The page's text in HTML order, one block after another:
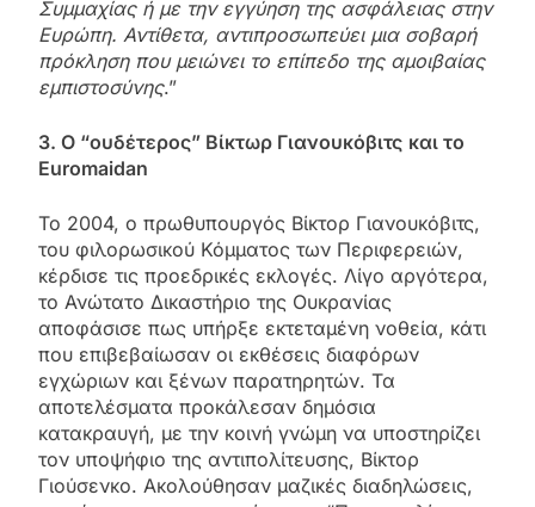
Συμμαχίας ή με την εγγύηση της ασφάλειας στην
Ευρώπη. Αντίθετα, αντιπροσωπεύει μια σοβαρή
πρόκληση που μειώνει το επίπεδο της αμοιβαίας
εμπιστοσύνης.”
3. Ο “ουδέτερος” Βίκτωρ Γιανουκόβιτς και το
Euromaidan
Το 2004, ο πρωθυπουργός Βίκτορ Γιανουκόβιτς,
του φιλορωσικού Κόμματος των Περιφερειών,
κέρδισε τις προεδρικές εκλογές. Λίγο αργότερα,
το Ανώτατο Δικαστήριο της Ουκρανίας
αποφάσισε πως υπήρξε εκτεταμένη νοθεία, κάτι
που επιβεβαίωσαν οι εκθέσεις διαφόρων
εγχώριων και ξένων παρατηρητών. Τα
αποτελέσματα προκάλεσαν δημόσια
κατακραυγή, με την κοινή γνώμη να υποστηρίζει
τον υποψήφιο της αντιπολίτευσης, Βίκτορ
Γιούσενκο. Ακολούθησαν μαζικές διαδηλώσεις,